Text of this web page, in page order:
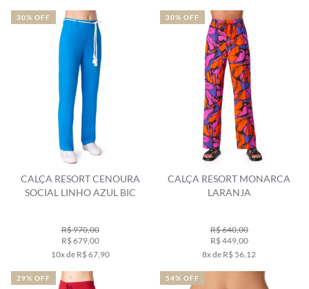
CALÇA RESORT CENOURA
SOCIAL LINHO AZUL BIC
R$ 970,00
R$ 679,00
10x de R$ 67,90
30% OFF
CALÇA RESORT MONARCA
LARANJA
R$ 640,00
R$ 449,00
8x de R$ 56,12
30% OFF
29% OFF 54% OFF